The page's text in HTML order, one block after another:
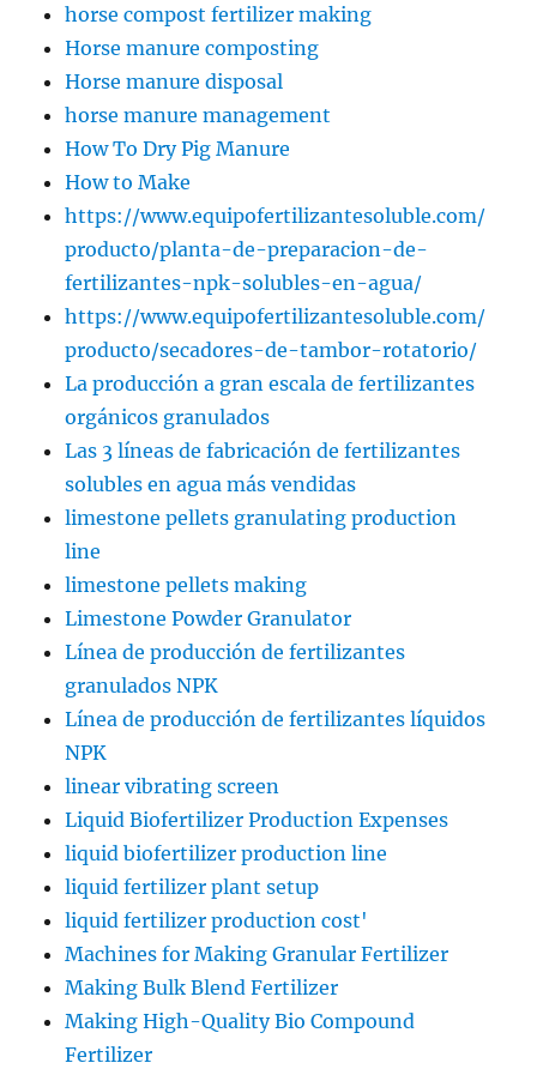
horse compost fertilizer making
Horse manure composting
Horse manure disposal
horse manure management
How To Dry Pig Manure
How to Make
https://www.equipofertilizantesoluble.com/
producto/planta-de-preparacion-de-
fertilizantes-npk-solubles-en-agua/
https://www.equipofertilizantesoluble.com/
producto/secadores-de-tambor-rotatorio/
La producción a gran escala de fertilizantes
orgánicos granulados
Las 3 líneas de fabricación de fertilizantes
solubles en agua más vendidas
limestone pellets granulating production
line
limestone pellets making
Limestone Powder Granulator
Línea de producción de fertilizantes
granulados NPK
Línea de producción de fertilizantes líquidos
NPK
linear vibrating screen
Liquid Biofertilizer Production Expenses
liquid biofertilizer production line
liquid fertilizer plant setup
liquid fertilizer production cost'
Machines for Making Granular Fertilizer
Making Bulk Blend Fertilizer
Making High-Quality Bio Compound
Fertilizer